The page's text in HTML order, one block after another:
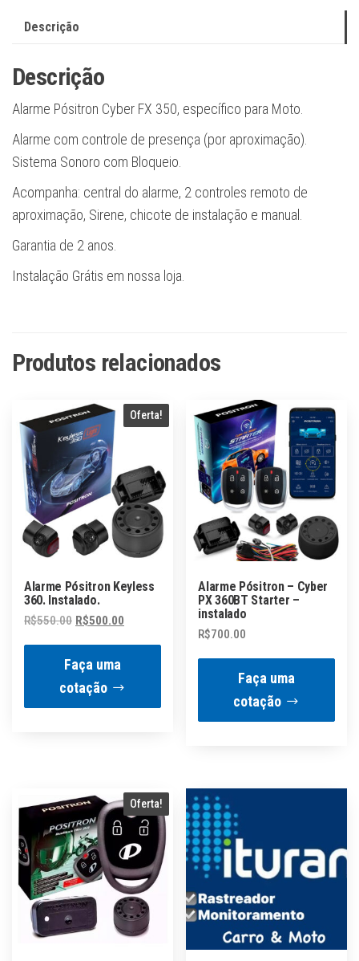
Descrição
Descrição
Alarme Pósitron Cyber FX 350, específico para Moto.
Alarme com controle de presença (por aproximação).
Sistema Sonoro com Bloqueio.
Acompanha: central do alarme, 2 controles remoto de
aproximação, Sirene, chicote de instalação e manual.
Garantia de 2 anos.
Instalação Grátis em nossa loja.
Produtos relacionados
Oferta!
Alarme Pósitron Keyless
360. Instalado.
R$550.00 O
original
era:
R$550.00.
R$500.00
Faça uma
cotação
Alarme Pósitron – Cyber
PX 360BT Starter –
instalado
R$700.00
Faça uma
cotação
Oferta!